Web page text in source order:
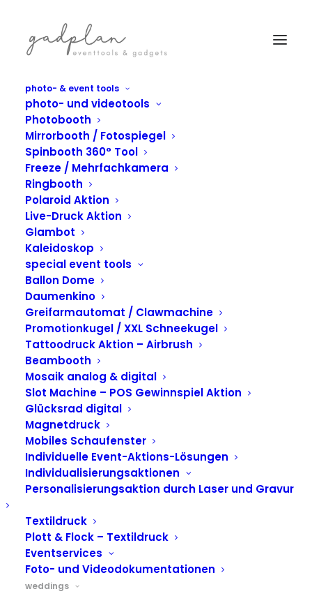
photo- & event tools
photo- und videotools
Photobooth
Mirrorbooth / Fotospiegel
Spinbooth 360° Tool
Freeze / Mehrfachkamera
Ringbooth
Polaroid Aktion
Live-Druck Aktion
Glambot
Kaleidoskop
special event tools
Ballon Dome
Daumenkino
Greifarmautomat / Clawmachine
Promotionkugel / XXL Schneekugel
Tattoodruck Aktion – Airbrush
Beambooth
Mosaik analog & digital
Slot Machine – POS Gewinnspiel Aktion
Glücksrad digital
Magnetdruck
Mobiles Schaufenster
Individuelle Event-Aktions-Lösungen
Individualisierungsaktionen
Personalisierungsaktion durch Laser und Gravur
Textildruck
Plott & Flock – Textildruck
Eventservices
Foto- und Videodokumentationen
weddings
Wir geben
immer_
gadplan GmbH
4.8
Basierend auf 68 Bewertungen
powered byGoogle
bewerte uns auf
Sie suchen für Ihre Hochzeit noch etwas ganz